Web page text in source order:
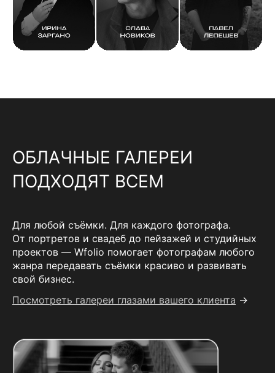
ОБЛАЧНЫЕ ГАЛЕРЕИ
ПОДХОДЯТ ВСЕМ
Для любой съёмки. Для каждого фотографа.
От портретов и свадеб до пейзажей и студийных
проектов — Wfolio помогает фотографам любого
жанра передавать съёмки красиво и развивать
свой бизнес.
Посмотреть галереи глазами вашего клиента →